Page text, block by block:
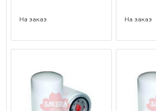
На заказ На заказ